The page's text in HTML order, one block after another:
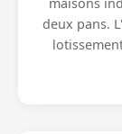
deux pans.